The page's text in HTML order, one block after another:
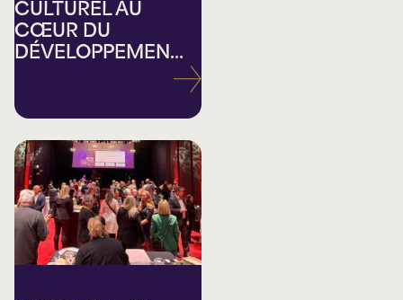
CULTUREL AU
CŒUR DU
DÉVELOPPEMEN...